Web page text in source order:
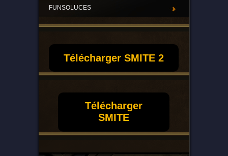
FUNSOLUCES
Télécharger SMITE 2
Télécharger
SMITE